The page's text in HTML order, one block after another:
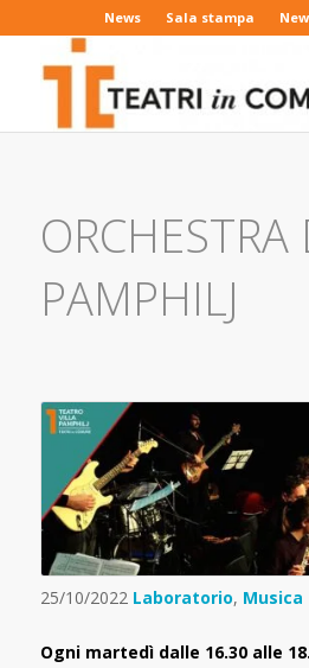
News Sala stampa
PAMPHILJ
25/10/2022 Laboratorio, Musica
Ogni martedì dalle 16.30 alle